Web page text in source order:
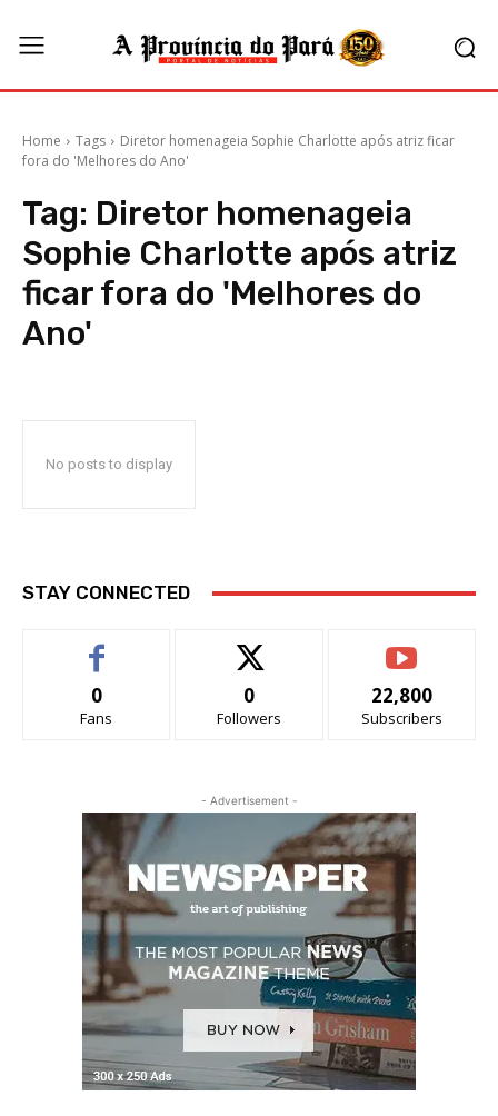
Home Tags
Diretor homenageia Sophie Charlotte após atriz ficar
fora do 'Melhores do Ano'
Tag: Diretor homenageia
Sophie Charlotte após atriz
ficar fora do 'Melhores do
Ano'
No posts to display
STAY CONNECTED
0
Fans
0
Followers
22,800
Subscribers
- Advertisement -